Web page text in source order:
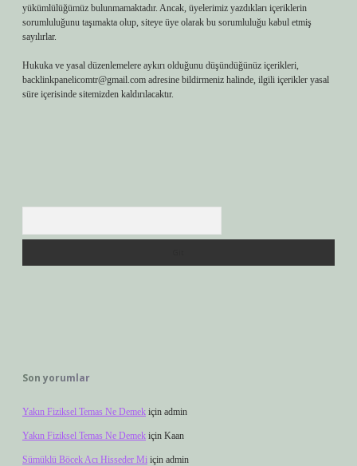
yükümlülüğümüz bulunmamaktadır. Ancak, üyelerimiz yazdıkları içeriklerin
sorumluluğunu taşımakta olup, siteye üye olarak bu sorumluluğu kabul etmiş
sayılırlar.
Hukuka ve yasal düzenlemelere aykırı olduğunu düşündüğünüz içerikleri,
backlinkpanelicomtr@gmail.com adresine bildirmeniz halinde, ilgili içerikler yasal
süre içerisinde sitemizden kaldırılacaktır.
Son yorumlar
Yakın Fiziksel Temas Ne Demek için admin
Yakın Fiziksel Temas Ne Demek için Kaan
Sümüklü Böcek Acı Hisseder Mi için admin